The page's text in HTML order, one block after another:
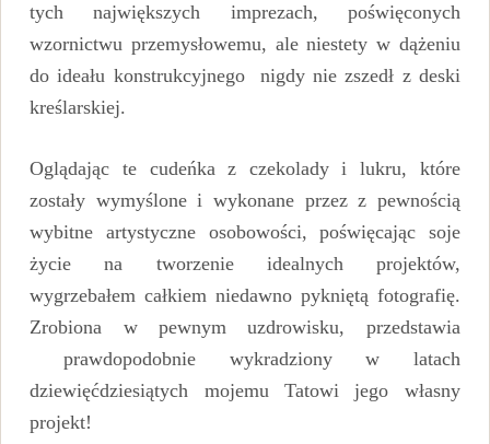
tych największych imprezach, poświęconych
wzornictwu przemysłowemu, ale niestety w dążeniu
do ideału konstrukcyjnego nigdy nie zszedł z deski
kreślarskiej.
Oglądając te cudeńka z czekolady i lukru, które
zostały wymyślone i wykonane przez z pewnością
wybitne artystyczne osobowości, poświęcając soje
życie na tworzenie idealnych projektów,
wygrzebałem całkiem niedawno pykniętą fotografię.
Zrobiona w pewnym uzdrowisku, przedstawia
prawdopodobnie wykradziony w latach
dziewięćdziesiątych mojemu Tatowi jego własny
projekt!